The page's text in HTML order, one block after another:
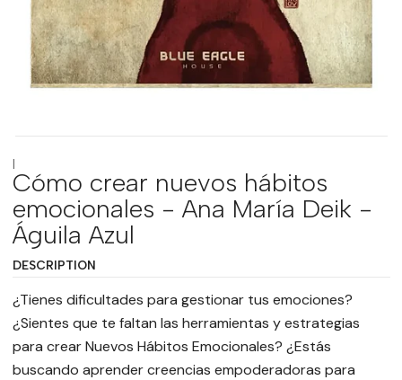
|
Cómo crear nuevos hábitos
emocionales - Ana María Deik -
Águila Azul
DESCRIPTION
¿Tienes dificultades para gestionar tus emociones?
¿Sientes que te faltan las herramientas y estrategias
para crear Nuevos Hábitos Emocionales? ¿Estás
buscando aprender creencias empoderadoras para